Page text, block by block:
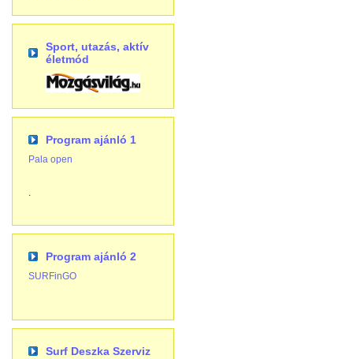
Sport, utazás, aktív
életmód
Program ajánló 1
Pala open
.
Program ajánló 2
SURFinGO
Surf Deszka Szerviz